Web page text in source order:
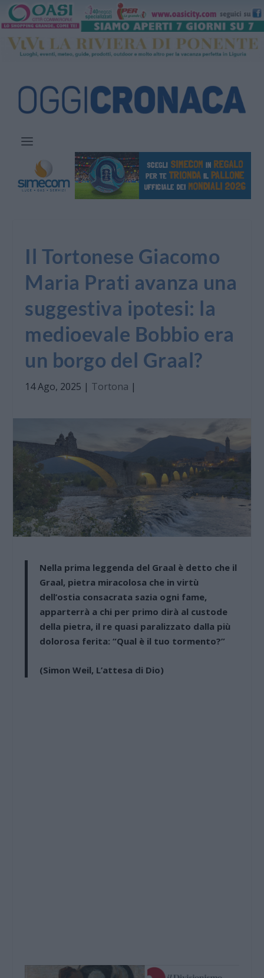
Il Tortonese Giacomo
Maria Prati avanza una
suggestiva ipotesi: la
medioevale Bobbio era
un borgo del Graal?
14 Ago, 2025 | Tortona |
Nella prima leggenda del Graal è detto che il
Graal, pietra miracolosa che in virtù
dell’ostia consacrata sazia ogni fame,
apparterrà a chi per primo dirà al custode
della pietra, il re quasi paralizzato dalla più
dolorosa ferita: “Qual è il tuo tormento?”
(Simon Weil, L’attesa di Dio)